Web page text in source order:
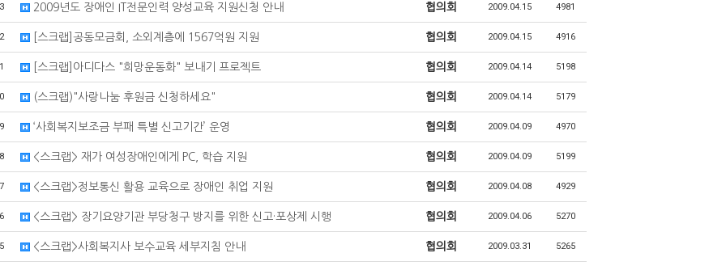
2009년도 장애인 IT전문인력 양성교육 지원신청 안내 협의회 2009.04.15 4981
[스크랩]공동모금회, 소외계층에 1567억원 지원 협의회 2009.04.15 4916
[스크랩]아디다스 "희망운동화" 보내기 프로젝트 협의회 2009.04.14 5198
(스크랩)"사랑나눔 후원금 신청하세요" 협의회 2009.04.14 5179
‘사회복지보조금 부패 특별 신고기간’ 운영 협의회 2009.04.09 4970
<스크랩> 재가 여성장애인에게 PC, 학습 지원 협의회 2009.04.09 5199
<스크랩>정보통신 활용 교육으로 장애인 취업 지원 협의회 2009.04.08 4929
<스크랩> 장기요양기관 부당청구 방지를 위한 신고·포상제 시행 협의회 2009.04.06 5270
<스크랩>사회복지사 보수교육 세부지침 안내 협의회 2009.03.31 5265